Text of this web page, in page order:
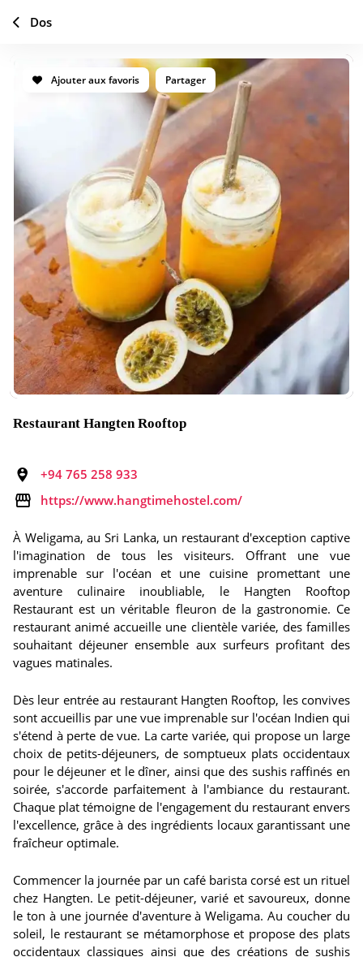
Ajouter aux favoris Partager
Restaurant Hangten Rooftop
+94 765 258 933
https://www.hangtimehostel.com/
À Weligama, au Sri Lanka, un restaurant d'exception captive
l'imagination de tous les visiteurs. Offrant une vue
imprenable sur l'océan et une cuisine promettant une
aventure culinaire inoubliable, le Hangten Rooftop
Restaurant est un véritable fleuron de la gastronomie. Ce
restaurant animé accueille une clientèle variée, des familles
souhaitant déjeuner ensemble aux surfeurs profitant des
vagues matinales.
Dès leur entrée au restaurant Hangten Rooftop, les convives
sont accueillis par une vue imprenable sur l'océan Indien qui
s'étend à perte de vue. La carte variée, qui propose un large
choix de petits-déjeuners, de somptueux plats occidentaux
pour le déjeuner et le dîner, ainsi que des sushis raffinés en
soirée, s'accorde parfaitement à l'ambiance du restaurant.
Chaque plat témoigne de l'engagement du restaurant envers
l'excellence, grâce à des ingrédients locaux garantissant une
fraîcheur optimale.
Commencer la journée par un café barista corsé est un rituel
chez Hangten. Le petit-déjeuner, varié et savoureux, donne
le ton à une journée d'aventure à Weligama. Au coucher du
soleil, le restaurant se métamorphose et propose des plats
occidentaux classiques ainsi que des créations de sushis
Dos